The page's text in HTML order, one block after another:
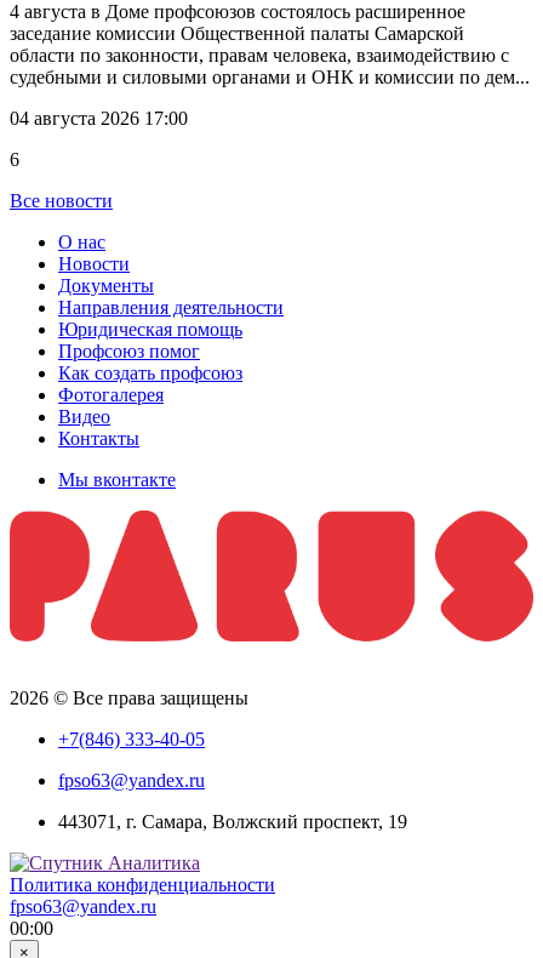
4 августа в Доме профсоюзов состоялось расширенное
заседание комиссии Общественной палаты Самарской
области по законности, правам человека, взаимодействию с
судебными и силовыми органами и ОНК и комиссии по дем...
04 августа 2026 17:00
6
Все новости
О нас
Новости
Документы
Направления деятельности
Юридическая помощь
Профсоюз помог
Как создать профсоюз
Фотогалерея
Видео
Контакты
Мы вконтакте
2026 © Все права защищены
+7(846) 333-40-05
fpso63@yandex.ru
443071, г. Самара, Волжский проспект, 19
Политика конфиденциальности
fpso63@yandex.ru
00:00
×